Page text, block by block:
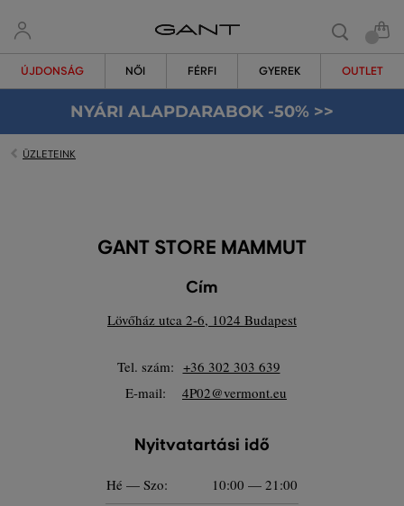
ÚJDONSÁG NŐI FÉRFI GYEREK OUTLET
NYÁRI ALAPDARABOK -50% >>
ÜZLETEINK
GANT STORE MAMMUT
Cím
Lövőház utca 2-6, 1024 Budapest
Tel. szám: +36 302 303 639
E-mail:
4P02@vermont.eu
Nyitvatartási idő
Hé — Szo:
10:00 — 21:00